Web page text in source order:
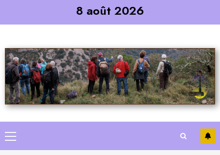
8 août 2026
Primary
Menu